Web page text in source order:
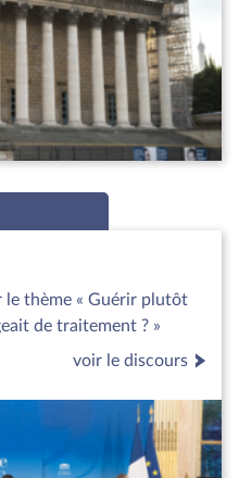
le thème « Guérir plutôt
de traitement ? »
voir le discours